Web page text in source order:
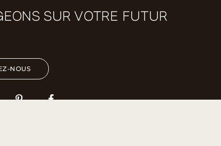
SUR VOTRE FUTUR
NOUS